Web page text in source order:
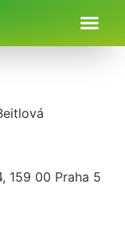
159 00 Praha 5